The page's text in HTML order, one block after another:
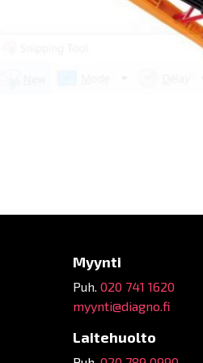
Myynti
Puh. 020 741 1620
myynti@diagno.fi
Laitehuolto